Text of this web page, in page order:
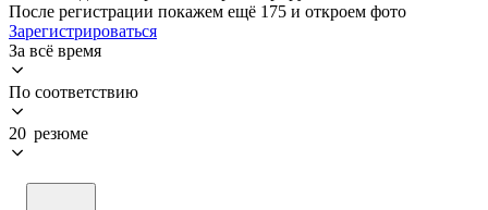
После регистрации покажем ещё 175 и откроем фото
Зарегистрироваться
За всё время
По соответствию
20 резюме